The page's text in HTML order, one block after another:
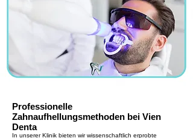
Professionelle
Zahnaufhellungsmethoden bei Vien
Denta
In unserer Klinik bieten wir wissenschaftlich erprobte